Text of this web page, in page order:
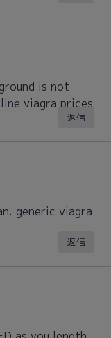
is not
viagra prices
返信
generic viagra
返信